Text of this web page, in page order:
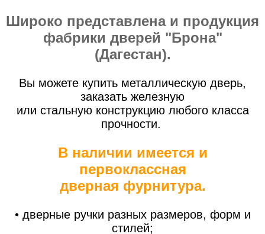
Широко представлена и продукция
фабрики дверей "Брона"
(Дагестан).
Вы можете купить металлическую дверь,
заказать железную
или стальную конструкцию любого класса
прочности.
В наличии имеется и
первоклассная
дверная фурнитура.
• дверные ручки разных размеров, форм и
стилей;